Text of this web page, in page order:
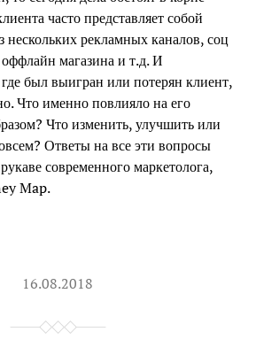
часто представляет собой
рекламных каналов, соц
оффлайн магазина и т.д. И
был выигран или потерян клиент,
Что именно повлияло на его
Что изменить, улучшить или
Ответы на все эти вопросы
современного маркетолога,
Map.
16.08.2018